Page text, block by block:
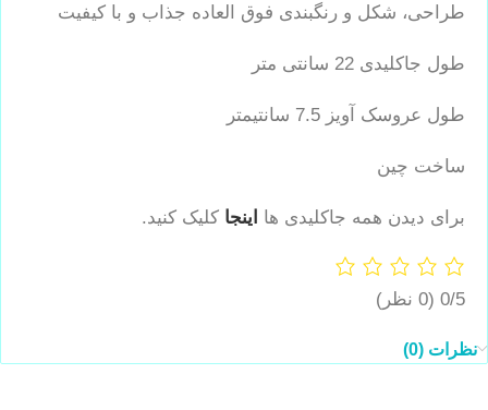
طراحی، شکل و رنگبندی فوق العاده جذاب و با کیفیت
طول جاکلیدی 22 سانتی متر
طول عروسک آویز 7.5 سانتیمتر
ساخت چین
برای دیدن همه جاکلیدی ها اینجا کلیک کنید.
0/5 (0 نظر)
نظرات (0)